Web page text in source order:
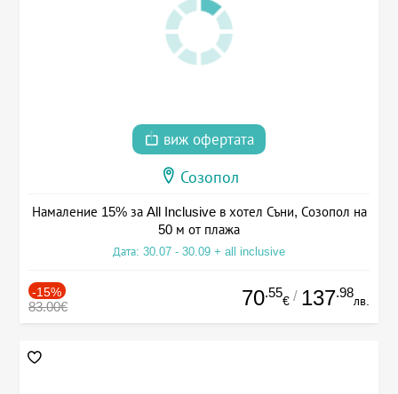
виж офертата
Созопол
Намаление 15% за All Inclusive в хотел Съни, Созопол на
50 м от плажа
Дата: 30.07 - 30.09 + all inclusive
-15%
83.00€ 70.55
€ / 137.98
лв.